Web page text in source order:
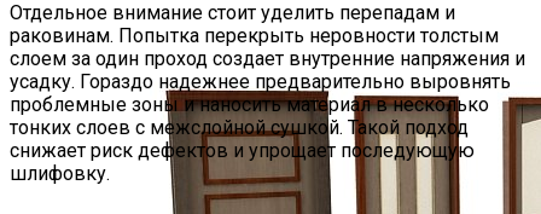
Отдельное внимание стоит уделить перепадам и
раковинам. Попытка перекрыть неровности толстым
слоем за один проход создает внутренние напряжения и
усадку. Гораздо надежнее предварительно выровнять
проблемные зоны и наносить материал в несколько
тонких слоев с межслойной сушкой. Такой подход
снижает риск дефектов и упрощает последующую
шлифовку.